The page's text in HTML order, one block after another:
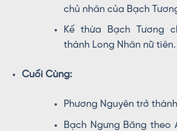
chủ nhân của Bạch
Kế thừa Bạch Tương
thành Long Nhân nữ tiên.
Cuối Cùng:
Phương Nguyên trở
Bạch Ngưng Băng theo